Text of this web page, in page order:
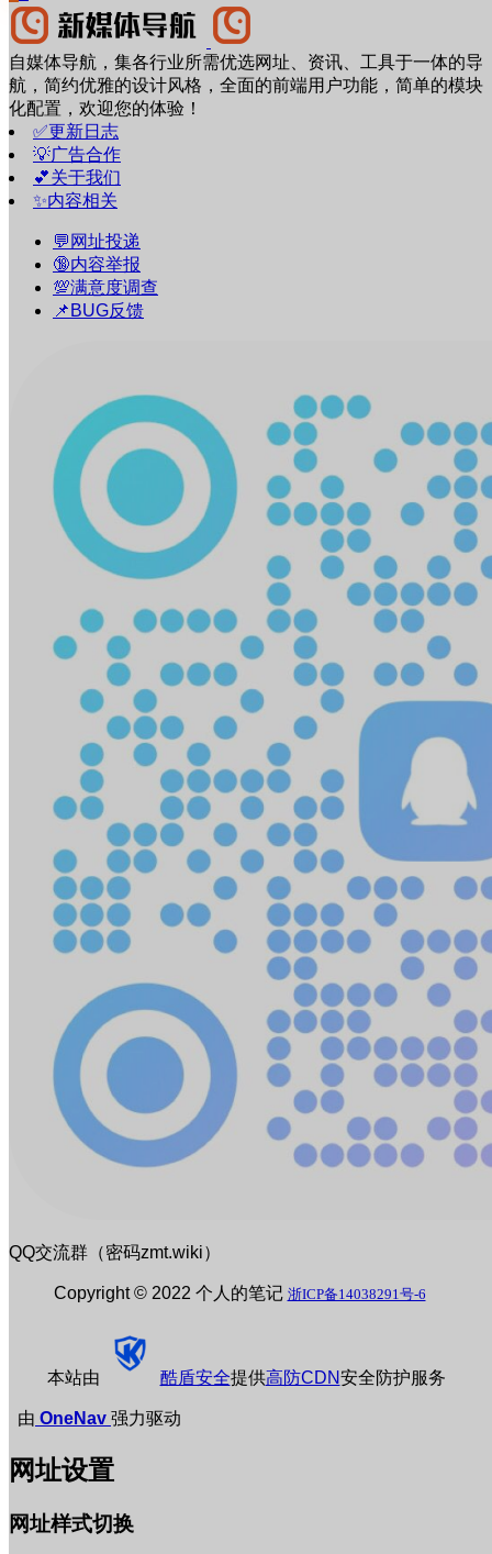
自媒体导航，集各行业所需优选网址、资讯、工具于一体的导
航，简约优雅的设计风格，全面的前端用户功能，简单的模块
化配置，欢迎您的体验！
✅更新日志
💡广告合作
💕关于我们
✨内容相关
💬网址投递
🔞内容举报
💯满意度调查
📌BUG反馈
QQ交流群（密码zmt.wiki）
Copyright © 2022 个人的笔记 浙ICP备14038291号-6
本站由 酷盾安全提供高防CDN安全防护服务
由 OneNav 强力驱动
网址设置
网址样式切换